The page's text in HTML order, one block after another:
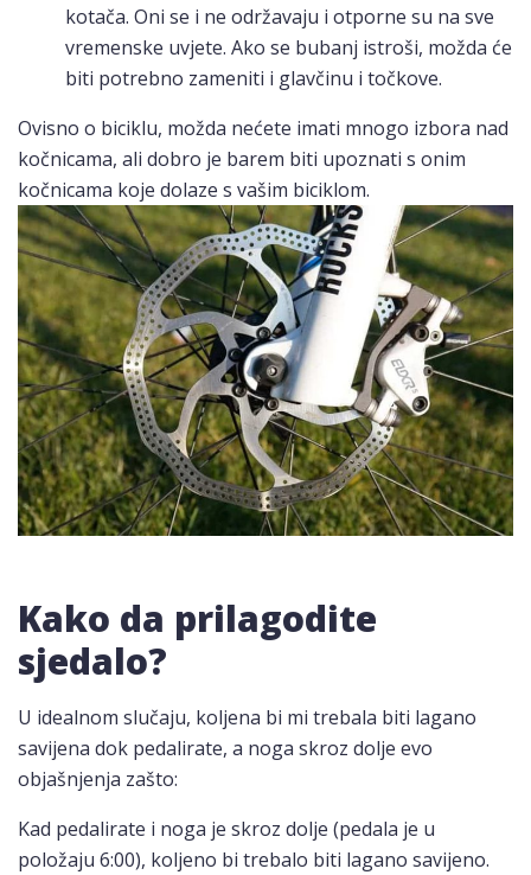
kotača. Oni se i ne održavaju i otporne su na sve
vremenske uvjete. Ako se bubanj istroši, možda će
biti potrebno zameniti i glavčinu i točkove.
Ovisno o biciklu, možda nećete imati mnogo izbora nad
kočnicama, ali dobro je barem biti upoznati s onim
kočnicama koje dolaze s vašim biciklom.
Kako da prilagodite
sjedalo?
U idealnom slučaju, koljena bi mi trebala biti lagano
savijena dok pedalirate, a noga skroz dolje evo
objašnjenja zašto:
Kad pedalirate i noga je skroz dolje (pedala je u
položaju 6:00), koljeno bi trebalo biti lagano savijeno.